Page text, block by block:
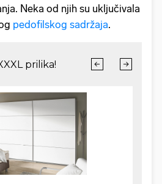
Neka od njih su uključivala
pedofilskog sadržaja.